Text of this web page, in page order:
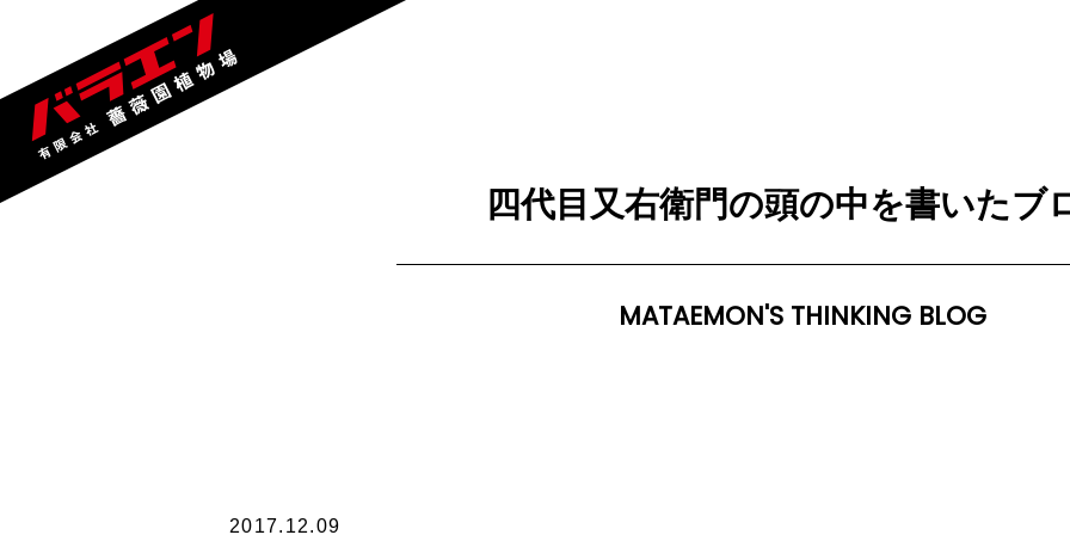
四代目又右衛門の頭の中を書いたブ
MATAEMON'S THINKING BLOG
2017.12.09